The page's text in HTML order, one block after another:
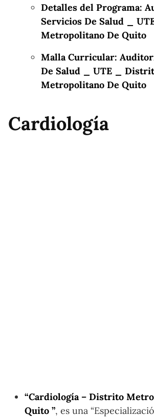
Detalles del Programa:
Servicios De Salud _
Metropolitano De Quito
Malla Curricular:
De Salud _ UTE _
Metropolitano De Quito
Cardiología
“Cardiología – Distrito
Quito ”, es una